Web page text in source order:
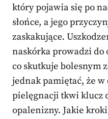
który pojawia się po
słońce, a jego
zaskakujące.
naskórka prowadzi
co skutkuje bolesnym
jednak pamiętać, że
pielęgnacji tkwi klucz
opalenizny. Jakie